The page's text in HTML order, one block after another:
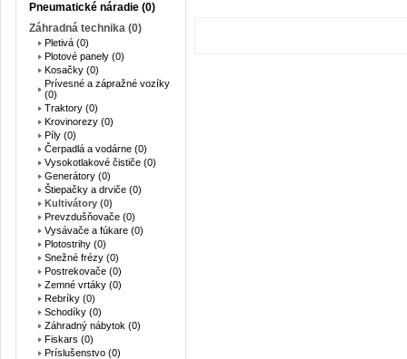
Pneumatické náradie (0)
Záhradná technika (0)
Pletivá (0)
Plotové panely (0)
Kosačky (0)
Prívesné a zápražné vozíky
(0)
Traktory (0)
Krovinorezy (0)
Píly (0)
Čerpadlá a vodárne (0)
Vysokotlakové čističe (0)
Generátory (0)
Štiepačky a drviče (0)
Kultivátory (0)
Prevzdušňovače (0)
Vysávače a fúkare (0)
Plotostrihy (0)
Snežné frézy (0)
Postrekovače (0)
Zemné vrtáky (0)
Rebríky (0)
Schodíky (0)
Záhradný nábytok (0)
Fiskars (0)
Príslušenstvo (0)